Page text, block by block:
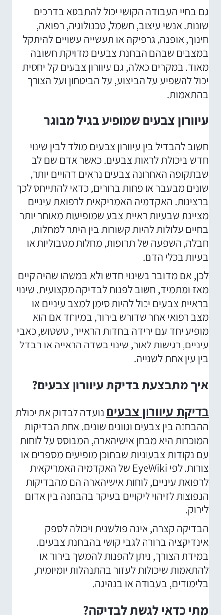
גם בחיי העבודה הקושי יכול להתבטא בדרכים
שונות. אנשי עיצוב, חשמל, טכנולוגיה, רפואה,
חינוך, אופנה, גרפיקה או תעשייה עשויים להיתקל
במצבים שבהם הבחנת צבעים מדויקת חשובה
מאוד. במקרים כאלה, גם עיוורון צבעים קל יחסית
יכול להשפיע על הביצוע, על הביטחון ועל הצורך
בהתאמות.
עיוורון צבעים שמופיע בגיל מבוגר
חשוב להבדיל בין עיוורון צבעים מולד לבין שינוי
חדש ביכולת לראות צבעים. כאשר אדם שם לב
שבתקופה האחרונה צבעים נראים דהויים יותר,
שונים מבעבר או פחות ברורים, כדאי להתייחס לכך
ברצינות. האקדמיה האמריקאית לרפואת עיניים
מציינת שבעיות ראיית צבע שמופיעות מאוחר יותר
בחיים עלולות להיות קשורות בין היתר למחלות,
חבלה, השפעה של תרופות, מחלות מטבוליות או
בעיות בכלי הדם.
לכן, אם מדובר בשינוי חדש ולא במשהו שהיה קיים
מאז ומתמיד, חשוב לפנות לבדיקה מקצועית. שינוי
בראיית צבעים יכול להיות סימן למצב עיניים או
מצב רפואי אחר שדורש בירור, במיוחד אם הוא
מופיע יחד עם ירידה בחדות הראייה, טשטוש, כאבי
עיניים, רגישות לאור, שינוי בשדה הראייה או הבדל
בין עין אחת לשנייה.
איך מתבצעת בדיקת עיוורון צבעים?
בדיקת עיוורון צבעים נועדה לבדוק את יכולת
ההבחנה בין צבעים וגוונים שונים. אחת הבדיקות
המוכרות היא מבחן אישיהארה, המבוסס על לוחות
עם נקודות צבעוניות שבתוכן מופיעים מספרים או
צורות. לפי EyeWiki של האקדמיה האמריקאית
לרפואת עיניים, לוחות אישיהארה הם מהבדיקות
הנפוצות לזיהוי ליקויים בעיקר בהבחנה בין אדום
לירוק.
הבדיקה קצרה, אינה פולשנית ויכולה לספק
אינדיקציה ברורה לגבי קושי בהבחנת צבעים.
במידת הצורך, ניתן להפנות להמשך בירור או
להתאמות שיכולות לעזור בהתנהלות יומיומית,
בלימודים, בעבודה או בנהיגה.
מתי כדאי לגשת לבדיקה?